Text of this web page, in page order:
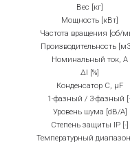
Вес [кг]
Мощность [кВт]
Частота вращения [об/
Производительность
Номинальный ток, А
ΔI [%]
Конденсатор C, μF
1-фазный / 3-фазный [-]
Уровень шума [dB/A]
Степень защиты IP [-]
Температурный